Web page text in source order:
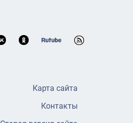
Карта сайта
Контакты